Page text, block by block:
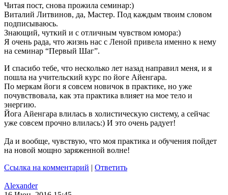
Читая пост, снова прожила семинар:)
Виталий Литвинов, да, Мастер. Под каждым твоим словом
подписываюсь.
Знающий, чуткий и с отличным чувством юмора:)
Я очень рада, что жизнь нас с Леной привела именно к нему
на семинар “Первый Шаг”.
И спасибо тебе, что несколько лет назад направил меня, и я
пошла на учительский курс по йоге Айенгара.
По меркам йоги я совсем новичок в практике, но уже
почувствовала, как эта практика влияет на мое тело и
энергию.
Йога Айенгара влилась в холистическую систему, а сейчас
уже совсем прочно влилась:) И это очень радует!
Да и вообще, чувствую, что моя практика и обучения пойдет
на новой мощно заряженной волне!
Ссылка на комментарий | Ответить
Alexander